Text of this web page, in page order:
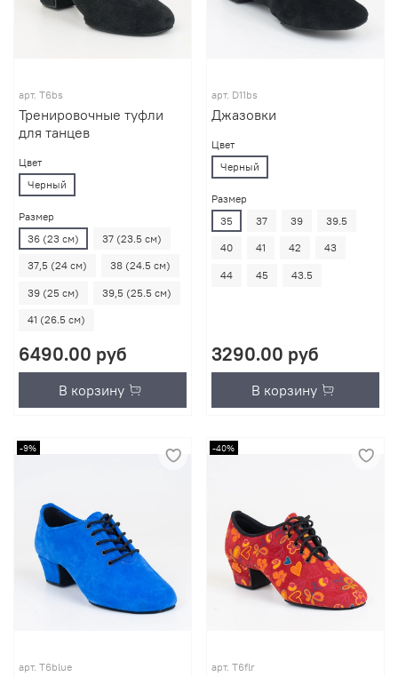
арт. T6bs
Тренировочные туфли
для танцев
Цвет
Черный
Размер
36 (23 см)
37 (23.5 см)
37,5 (24 см) 38 (24.5 см)
39 (25 см) 39,5 (25.5 см)
41 (26.5 см)
6490.00 руб
В корзину
арт. D11bs
Джазовки
Цвет
Черный
Размер
35
37 39 39.5
40 41 42 43
44 45 43.5
3290.00 руб
В корзину
-9%
арт. T6blue
-40%
арт. T6flr